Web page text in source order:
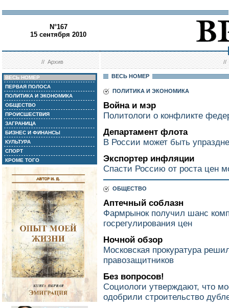
N°167
15 сентября 2010
//Архив //
ВЕСЬ НОМЕР
ПЕРВАЯ ПОЛОСА
ПОЛИТИКА И ЭКОНОМИКА
ОБЩЕСТВО
ПРОИСШЕСТВИЯ
ЗАГРАНИЦА
БИЗНЕС И ФИНАНСЫ
КУЛЬТУРА
СПОРТ
КРОМЕ ТОГО
ВЕСЬ НОМЕР
ПОЛИТИКА И ЭКОНОМИКА
Война и мэр
Политологи о конфликте
Департамент флота
В России может быть
Экспортер инфляции
Спасти Россию от роста цен
ОБЩЕСТВО
Аптечный соблазн
Фармрынок получил шанс
госрегулирования цен
Ночной обзор
Московская прокуратура
правозащитников
Без вопросов!
Социологи утверждают, что
одобрили строительство